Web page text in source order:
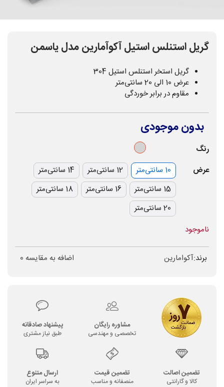
گریل استنلس استیل آکوآمارین مدل یاسمن
گریل استخر استنلس استیل 304
عرض 10 الی 20 سانتی‌متر
مقاوم در برابر خوردگی
بدون موجودی
رنگ
نقره‌ای
عرض
10 سانتی‌متر 12 سانتی‌متر
14 سانتی‌متر
15 سانتی‌متر
16 سانتی‌متر
18 سانتی‌متر
20 سانتی‌متر
ناموجود
برند:آکوامارین اضافه به مقایسه 0
مشاوره رایگان
تخصصی و مهندسی
پیشنهاد صادقانه
طبق نیاز مشتری
تضمین اصالت
کالا و گارانتی
تضمین قیمت
منصفانه و مناسب
ارسال متنوع
به سراسر ایران